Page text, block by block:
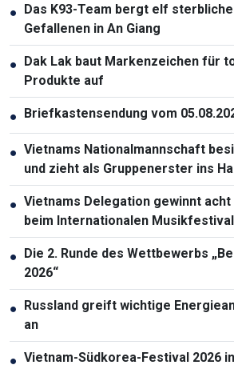
● Das K93-Team bergt elf
Gefallenen in An Giang
● Dak Lak baut Markenzeichen für
Produkte auf
● Briefkastensendung vom
● Vietnams Nationalmannschaft
und zieht als Gruppenerster ins
● Vietnams Delegation gewinnt acht
beim Internationalen Musikfestival
● Die 2. Runde des Wettbewerbs
2026“
● Russland greift wichtige
an
● Vietnam-Südkorea-Festival 2026